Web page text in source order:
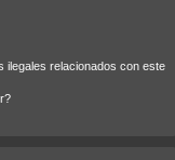
ilegales relacionados con este